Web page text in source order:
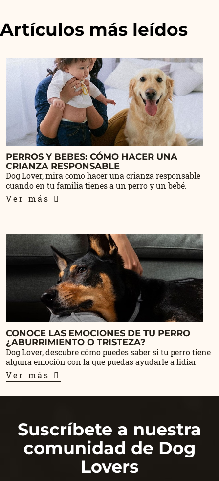
Artículos más leídos
PERROS Y BEBES: CÓMO HACER UNA
CRIANZA RESPONSABLE
Dog Lover, mira como hacer una crianza responsable
cuando en tu familia tienes a un perro y un bebé.
Ver más
CONOCE LAS EMOCIONES DE TU PERRO
¿ABURRIMIENTO O TRISTEZA?
Dog Lover, descubre cómo puedes saber si tu perro tiene
alguna emoción con la que puedas ayudarle a lidiar.
Ver más
Suscríbete a nuestra
comunidad de Dog
Lovers